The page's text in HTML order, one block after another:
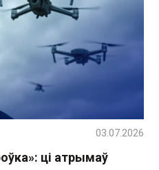
ці атрымаў
03.07.2026